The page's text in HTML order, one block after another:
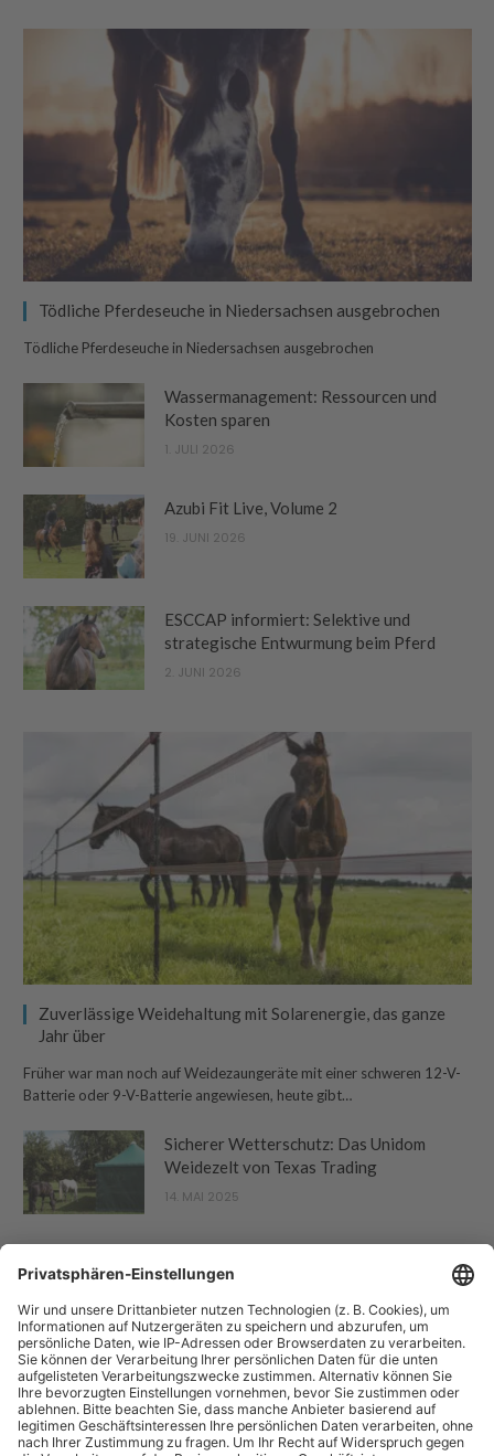
Tödliche Pferdeseuche in Niedersachsen ausgebrochen
Tödliche Pferdeseuche in Niedersachsen ausgebrochen
Wassermanagement: Ressourcen und
Kosten sparen
1. JULI 2026
Azubi Fit Live, Volume 2
19. JUNI 2026
ESCCAP informiert: Selektive und
strategische Entwurmung beim Pferd
2. JUNI 2026
Zuverlässige Weidehaltung mit Solarenergie, das ganze
Jahr über
Früher war man noch auf Weidezaungeräte mit einer schweren 12-V-
Batterie oder 9-V-Batterie angewiesen, heute gibt…
Sicherer Wetterschutz: Das Unidom
Weidezelt von Texas Trading
14. MAI 2025